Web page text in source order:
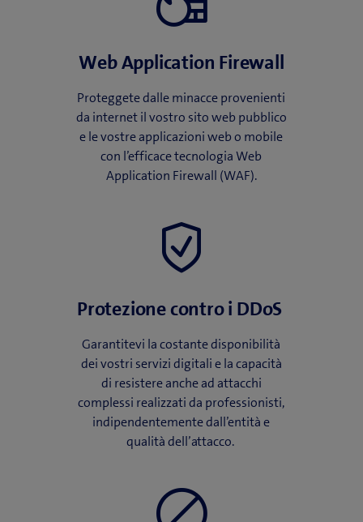
Web Application Firewall
Proteggete dalle minacce provenienti
da internet il vostro sito web pubblico
e le vostre applicazioni web o mobile
con l’efficace tecnologia Web
Application Firewall (WAF).
Protezione contro i DDoS
Garantitevi la costante disponibilità
dei vostri servizi digitali e la capacità
di resistere anche ad attacchi
complessi realizzati da professionisti,
indipendentemente dall’entità e
qualità dell’attacco.